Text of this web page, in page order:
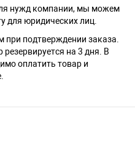
нужд компании, мы можем
для юридических лиц.
подтверждении заказа.
на 3 дня. В
оплатить товар и